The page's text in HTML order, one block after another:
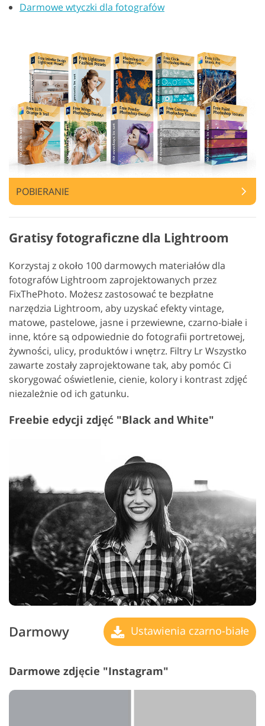
Darmowe wtyczki dla fotografów
POBIERANIE
Gratisy fotograficzne dla Lightroom
Korzystaj z około 100 darmowych materiałów dla
fotografów Lightroom zaprojektowanych przez
FixThePhoto. Możesz zastosować te bezpłatne
narzędzia Lightroom, aby uzyskać efekty vintage,
matowe, pastelowe, jasne i przewiewne, czarno-białe i
inne, które są odpowiednie do fotografii portretowej,
żywności, ulicy, produktów i wnętrz. Filtry Lr Wszystko
zawarte zostały zaprojektowane tak, aby pomóc Ci
skorygować oświetlenie, cienie, kolory i kontrast zdjęć
niezależnie od ich gatunku.
Freebie edycji zdjęć "Black and White"
Darmowy Ustawienia czarno-białe
Darmowe zdjęcie "Instagram"